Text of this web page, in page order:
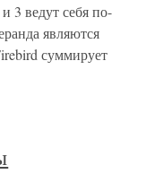
3 ведут себя по-
являются
суммирует